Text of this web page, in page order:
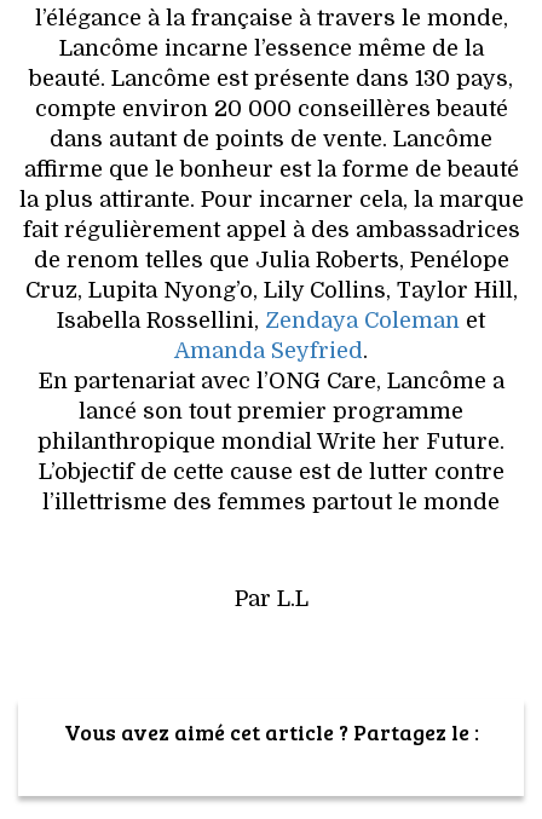
l’élégance à la française à travers le monde,
Lancôme incarne l’essence même de la
beauté. Lancôme est présente dans 130 pays,
compte environ 20 000 conseillères beauté
dans autant de points de vente. Lancôme
affirme que le bonheur est la forme de beauté
la plus attirante. Pour incarner cela, la marque
fait régulièrement appel à des ambassadrices
de renom telles que Julia Roberts, Penélope
Cruz, Lupita Nyong’o, Lily Collins, Taylor Hill,
Isabella Rossellini, Zendaya Coleman et
Amanda Seyfried.
En partenariat avec l’ONG Care, Lancôme a
lancé son tout premier programme
philanthropique mondial Write her Future.
L’objectif de cette cause est de lutter contre
l’illettrisme des femmes partout le monde
Par L.L
Vous avez aimé cet article ? Partagez le :